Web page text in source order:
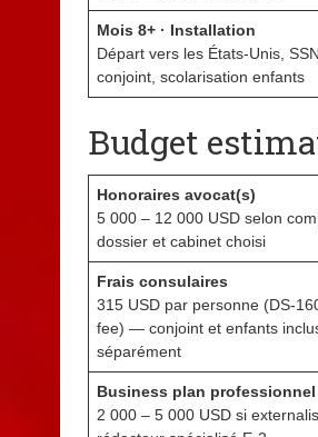
Mois 8+ · Installation
Départ vers les États-Unis,
conjoint, scolarisation enfants
Budget
Honoraires avocat(s)
5 000 – 12 000 USD selon
dossier et cabinet choisi
Frais consulaires
315 USD par personne (DS-
fee) — conjoint et enfants
séparément
Business plan professionnel
2 000 – 5 000 USD si